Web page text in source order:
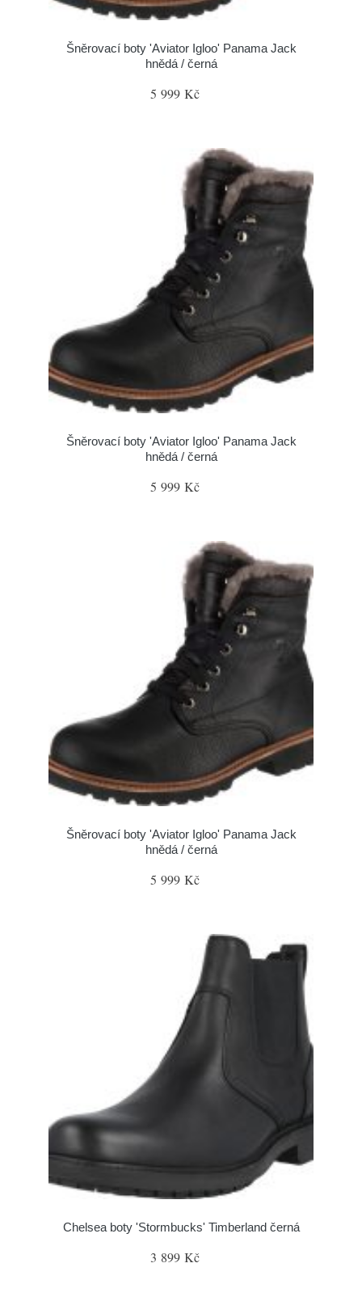
Šněrovací boty 'Aviator Igloo' Panama Jack
hnědá / černá
5 999 Kč
Šněrovací boty 'Aviator Igloo' Panama Jack
hnědá / černá
5 999 Kč
Šněrovací boty 'Aviator Igloo' Panama Jack
hnědá / černá
5 999 Kč
Chelsea boty 'Stormbucks' Timberland černá
3 899 Kč